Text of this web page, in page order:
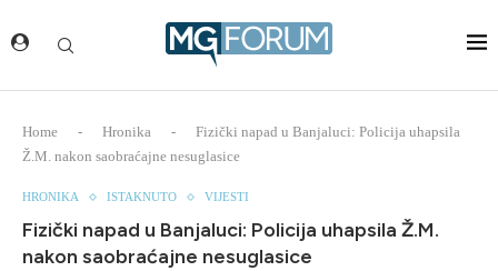
Home - Hronika -
Fizički napad u Banjaluci: Policija uhapsila
Ž.M. nakon saobraćajne nesuglasice
HRONIKA ISTAKNUTO VIJESTI
Fizički napad u Banjaluci: Policija uhapsila Ž.M.
nakon saobraćajne nesuglasice